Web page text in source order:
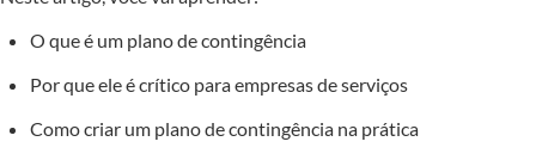
O que é um plano de contingência
Por que ele é crítico para empresas de serviços
Como criar um plano de contingência na prática